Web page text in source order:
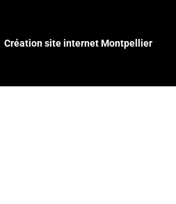
Création site internet Montpellier